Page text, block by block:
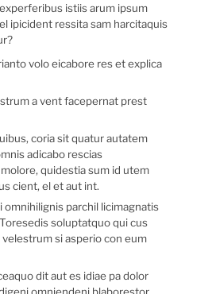
istiis arum ipsum
ipicident ressita sam harcitaquis
volo eicabore res et explica
a vent facepernat prest
coria sit quatur autatem
adicabo rescias
quidestia sum id utem
cient, el et aut int.
omnihilignis parchil licimagnatis
soluptatquo qui cus
si asperio con eum
dit aut es idiae pa dolor